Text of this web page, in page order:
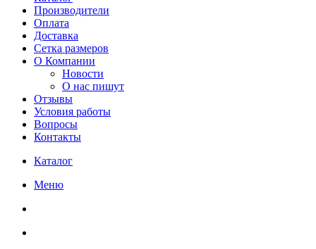
Производители
Оплата
Доставка
Сетка размеров
О Компании
Новости
О нас пишут
Отзывы
Условия работы
Вопросы
Контакты
Каталог
Меню